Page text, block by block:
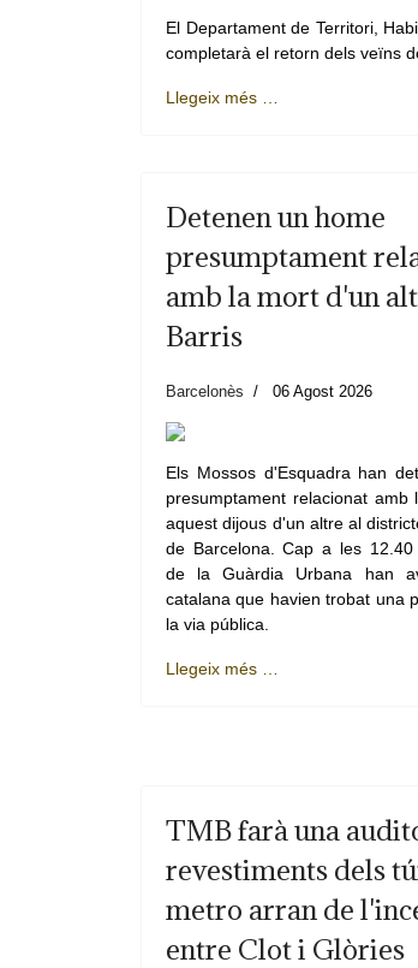
El Departament de Territori,
completarà el retorn dels veïns
Llegeix més …
Detenen un home
presumptament
amb la mort d'un
Barris
Barcelonès 06 Agost 2026
Els Mossos d'Esquadra han
presumptament relacionat amb
aquest dijous d'un altre al
de Barcelona. Cap a les 12.40
de la Guàrdia Urbana han
catalana que havien trobat una
la via pública.
Llegeix més …
TMB farà una
revestiments dels
metro arran de
entre Clot i Glòries